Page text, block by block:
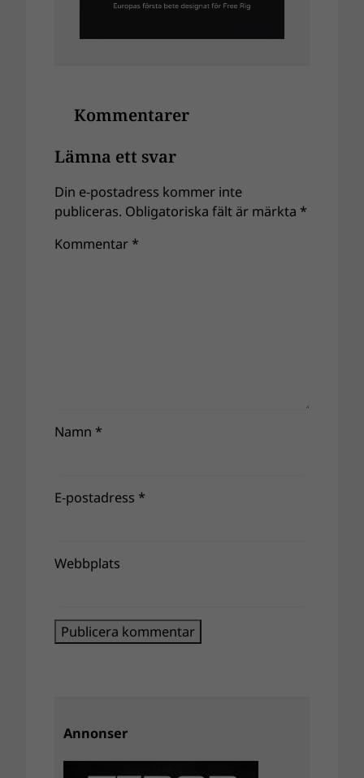
Kommentarer
Lämna ett svar
Din e-postadress kommer inte
publiceras. Obligatoriska fält är märkta *
Kommentar *
Namn *
E-postadress *
Webbplats
Annonser